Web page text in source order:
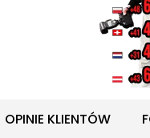
OPINIE KLIENTÓW